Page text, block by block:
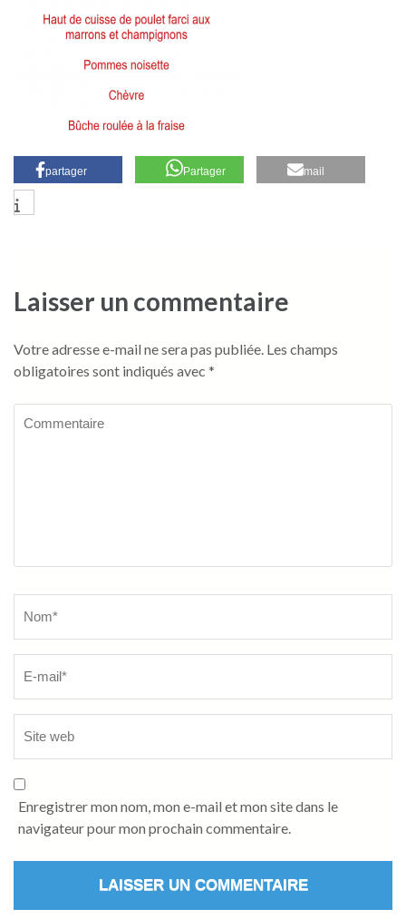
partager Partager mail
Laisser un commentaire
Votre adresse e-mail ne sera pas publiée. Les champs
obligatoires sont indiqués avec *
Enregistrer mon nom, mon e-mail et mon site dans le
navigateur pour mon prochain commentaire.